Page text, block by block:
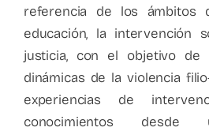
referencia de los ámbitos
educación, la intervención
justicia, con el objetivo de
dinámicas de la violencia
experiencias de
conocimientos desde